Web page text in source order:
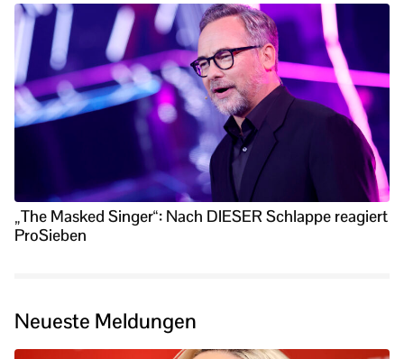
„The Masked Singer“: Nach DIESER Schlappe reagiert
ProSieben
Neueste Meldungen